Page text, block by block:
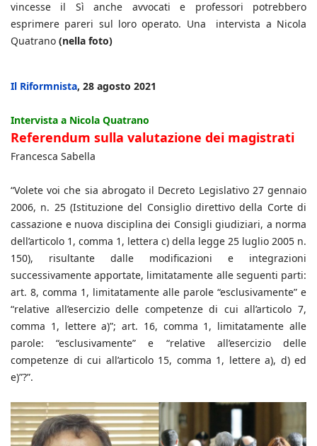
vincesse il Sì anche avvocati e professori potrebbero
esprimere pareri sul loro operato. Una intervista a Nicola
Quatrano (nella foto)
Il Riformnista, 28 agosto 2021
Intervista a Nicola Quatrano
Referendum sulla valutazione dei magistrati
Francesca Sabella
“Volete voi che sia abrogato il Decreto Legislativo 27 gennaio
2006, n. 25 (Istituzione del Consiglio direttivo della Corte di
cassazione e nuova disciplina dei Consigli giudiziari, a norma
dell’articolo 1, comma 1, lettera c) della legge 25 luglio 2005 n.
150), risultante dalle modificazioni e integrazioni
successivamente apportate, limitatamente alle seguenti parti:
art. 8, comma 1, limitatamente alle parole “esclusivamente” e
“relative all’esercizio delle competenze di cui all’articolo 7,
comma 1, lettere a)”; art. 16, comma 1, limitatamente alle
parole: “esclusivamente” e “relative all’esercizio delle
competenze di cui all’articolo 15, comma 1, lettere a), d) ed
e)”?”.